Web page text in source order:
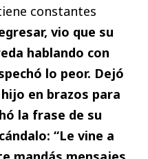
constantes
vio que su
hablando con
lo peor. Dejó
en brazos para
la frase de su
“Le vine a